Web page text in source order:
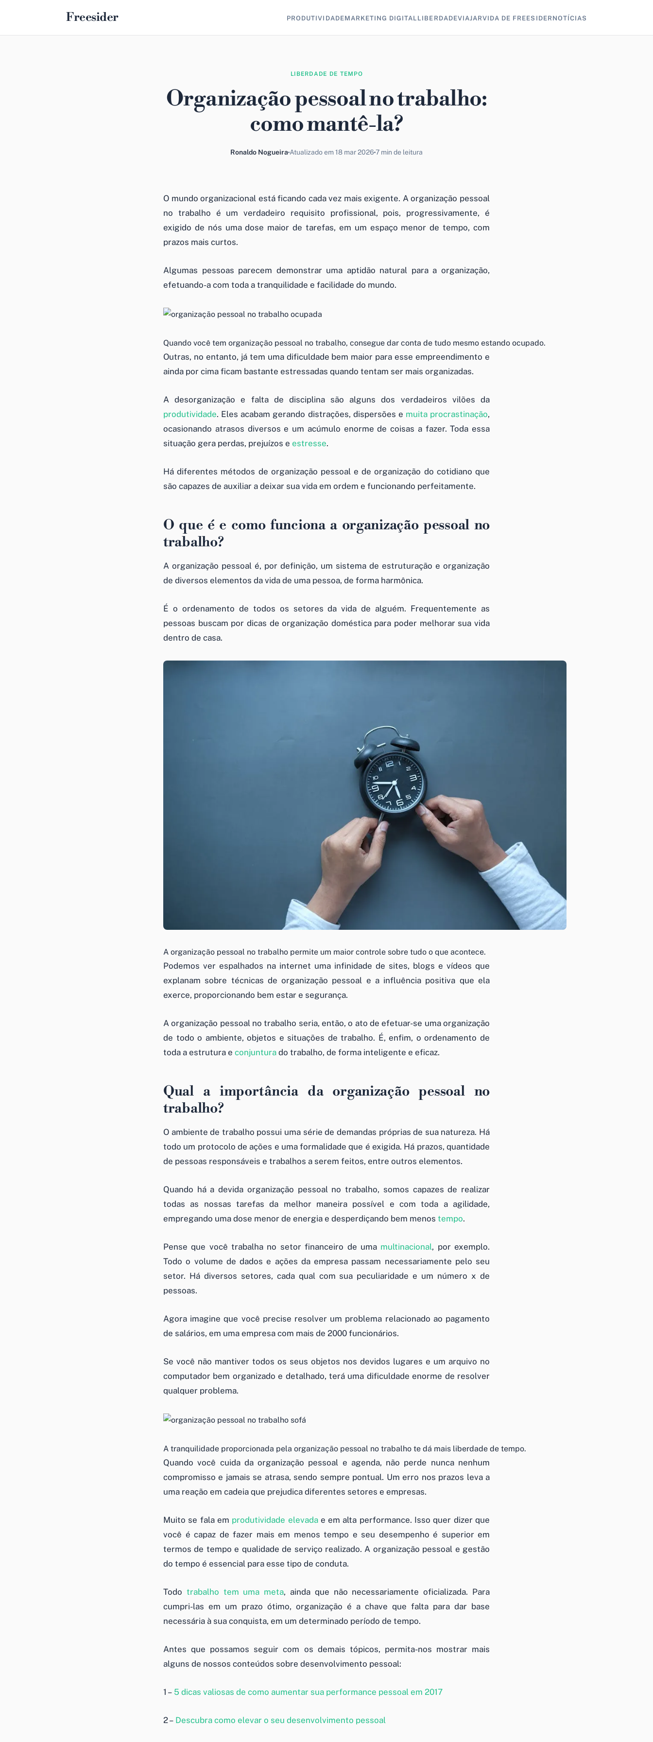
Freesider PRODUTIVIDADEMARKETING DIGITAL LIBERDADEVIAJARVIDA DE FREESIDER NOTÍCIAS
LIBERDADE DE TEMPO
Organização pessoal no trabalho:
como mantê-la?
Ronaldo Nogueira Atualizado em 18 mar 2026 7 min de leitura
O mundo organizacional está ficando cada vez mais exigente. A organização pessoal
no trabalho é um verdadeiro requisito profissional, pois, progressivamente, é
exigido de nós uma dose maior de tarefas, em um espaço menor de tempo, com
prazos mais curtos.
Algumas pessoas parecem demonstrar uma aptidão natural para a organização,
efetuando-a com toda a tranquilidade e facilidade do mundo.
Quando você tem organização pessoal no trabalho, consegue dar conta de tudo mesmo estando ocupado.
Outras, no entanto, já tem uma dificuldade bem maior para esse empreendimento e
ainda por cima ficam bastante estressadas quando tentam ser mais organizadas.
A desorganização e falta de disciplina são alguns dos verdadeiros vilões da
produtividade. Eles acabam gerando distrações, dispersões e muita procrastinação,
ocasionando atrasos diversos e um acúmulo enorme de coisas a fazer. Toda essa
situação gera perdas, prejuízos e estresse.
Há diferentes métodos de organização pessoal e de organização do cotidiano que
são capazes de auxiliar a deixar sua vida em ordem e funcionando perfeitamente.
O que é e como funciona a organização pessoal no
trabalho?
A organização pessoal é, por definição, um sistema de estruturação e organização
de diversos elementos da vida de uma pessoa, de forma harmônica.
É o ordenamento de todos os setores da vida de alguém. Frequentemente as
pessoas buscam por dicas de organização doméstica para poder melhorar sua vida
dentro de casa.
A organização pessoal no trabalho permite um maior controle sobre tudo o que acontece.
Podemos ver espalhados na internet uma infinidade de sites, blogs e vídeos que
explanam sobre técnicas de organização pessoal e a influência positiva que ela
exerce, proporcionando bem estar e segurança.
A organização pessoal no trabalho seria, então, o ato de efetuar-se uma organização
de todo o ambiente, objetos e situações de trabalho. É, enfim, o ordenamento de
toda a estrutura e conjuntura do trabalho, de forma inteligente e eficaz.
Qual a importância da organização pessoal no
trabalho?
O ambiente de trabalho possui uma série de demandas próprias de sua natureza. Há
todo um protocolo de ações e uma formalidade que é exigida. Há prazos, quantidade
de pessoas responsáveis e trabalhos a serem feitos, entre outros elementos.
Quando há a devida organização pessoal no trabalho, somos capazes de realizar
todas as nossas tarefas da melhor maneira possível e com toda a agilidade,
empregando uma dose menor de energia e desperdiçando bem menos tempo.
Pense que você trabalha no setor financeiro de uma multinacional, por exemplo.
Todo o volume de dados e ações da empresa passam necessariamente pelo seu
setor. Há diversos setores, cada qual com sua peculiaridade e um número x de
pessoas.
Agora imagine que você precise resolver um problema relacionado ao pagamento
de salários, em uma empresa com mais de 2000 funcionários.
Se você não mantiver todos os seus objetos nos devidos lugares e um arquivo no
computador bem organizado e detalhado, terá uma dificuldade enorme de resolver
qualquer problema.
A tranquilidade proporcionada pela organização pessoal no trabalho te dá mais liberdade de tempo.
Quando você cuida da organização pessoal e agenda, não perde nunca nenhum
compromisso e jamais se atrasa, sendo sempre pontual. Um erro nos prazos leva a
uma reação em cadeia que prejudica diferentes setores e empresas.
Muito se fala em produtividade elevadae em alta performance. Isso quer dizer que
você é capaz de fazer mais em menos tempo e seu desempenho é superior em
termos de tempo e qualidade de serviço realizado. A organização pessoal e gestão
do tempo é essencial para esse tipo de conduta.
Todo trabalho tem uma meta, ainda que não necessariamente oficializada. Para
cumpri-las em um prazo ótimo, organização é a chave que falta para dar base
necessária à sua conquista, em um determinado período de tempo.
Antes que possamos seguir com os demais tópicos, permita-nos mostrar mais
alguns de nossos conteúdos sobre desenvolvimento pessoal:
1 – 5 dicas valiosas de como aumentar sua performance pessoal em 2017
2 – Descubra como elevar o seu desenvolvimento pessoal